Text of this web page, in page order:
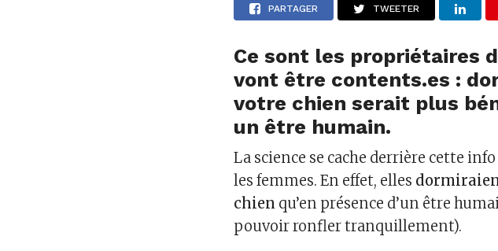
PARTAGER TWEETER
Ce sont les propriétaires
vont être contents.es :
votre chien serait plus
un être humain.
La science se cache derrière cette
les femmes. En effet, elles
chien qu’en présence d’un être
pouvoir ronfler tranquillement).